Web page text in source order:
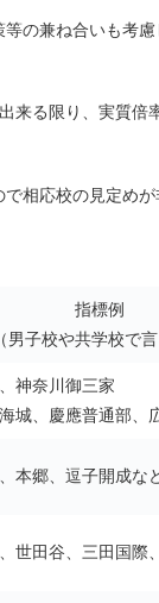
の兼ね合いも考
来る限り、実質倍
相応校の見定めが
指標例
（男子校や共学校で言
神奈川御三家
城、慶應普通部、
本郷、逗子開成な
世田谷、三田国際